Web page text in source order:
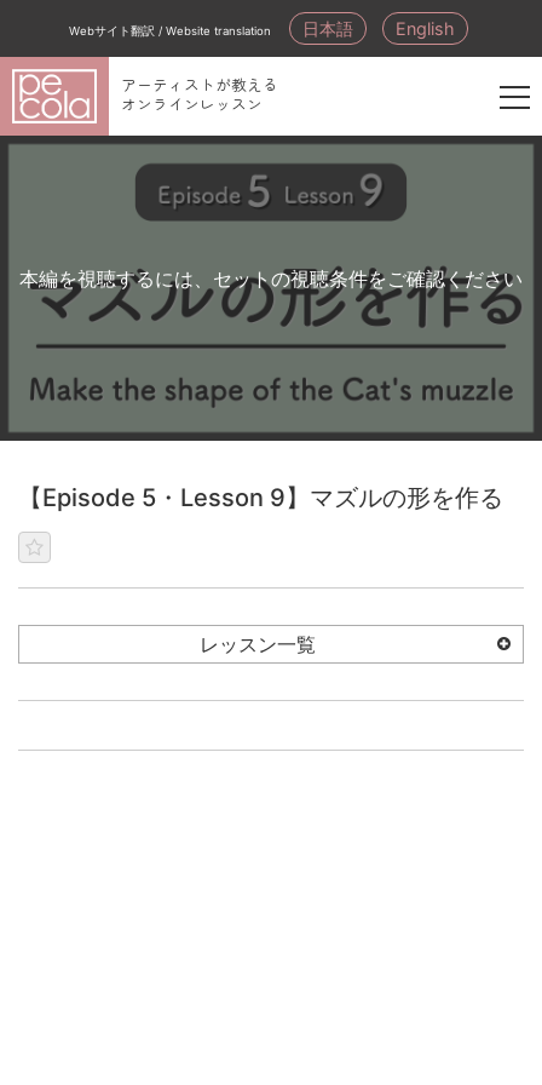
Webサイト翻訳 / Website translation 日本語 English
アーティストが教える
オンラインレッスン
新
録
本編を視聴するには、セットの視聴条件をご確認ください
【Episode 5・Lesson 9】マズルの形を作る
レッスン一覧